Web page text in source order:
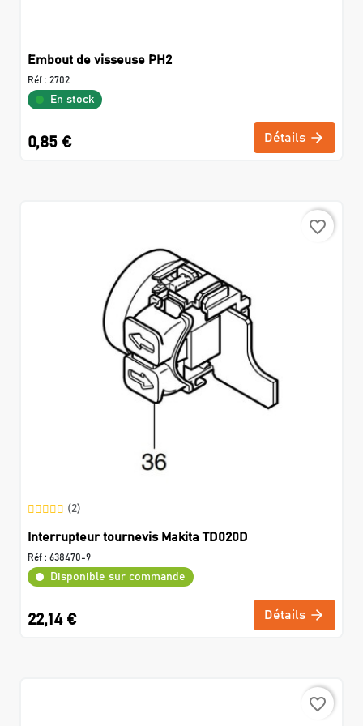
Embout de visseuse PH2
Réf : 2702
En stock
0,85 € Détails
favorite_border
(2)
Interrupteur tournevis Makita TD020D
Réf : 638470-9
Disponible sur commande
22,14 € Détails
favorite_border